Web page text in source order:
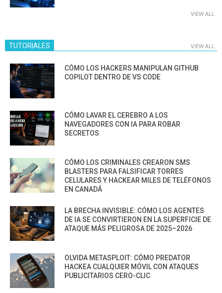
VIEW ALL
TUTORIALES VIEW ALL
CÓMO LOS HACKERS MANIPULAN GITHUB
COPILOT DENTRO DE VS CODE
CÓMO LAVAR EL CEREBRO A LOS
NAVEGADORES CON IA PARA ROBAR
SECRETOS
CÓMO LOS CRIMINALES CREARON SMS
BLASTERS PARA FALSIFICAR TORRES
CELULARES Y HACKEAR MILES DE TELÉFONOS
EN CANADÁ
LA BRECHA INVISIBLE: CÓMO LOS AGENTES
DE IA SE CONVIRTIERON EN LA SUPERFICIE DE
ATAQUE MÁS PELIGROSA DE 2025–2026
OLVIDA METASPLOIT: CÓMO PREDATOR
HACKEA CUALQUIER MÓVIL CON ATAQUES
PUBLICITARIOS CERO-CLIC